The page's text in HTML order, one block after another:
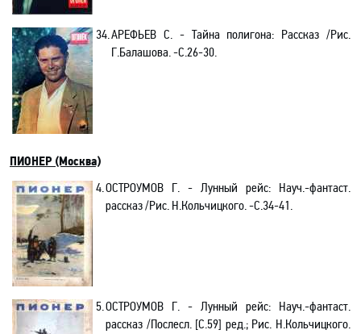
34.АРЕФЬЕВ С. - Тайна полигона: Рассказ /Рис.
Г.Балашова.-С.26-30.
ПИОНЕР (Москва)
4.ОСТРОУМОВ Г. - Лунный рейс: Науч.-фантаст.
рассказ /Рис. Н.Кольчицкого. -С.34-41.
5.ОСТРОУМОВ Г. - Лунный рейс: Науч.-фантаст.
рассказ /Послесл. [С.59] ред.; Рис. Н.Кольчицкого.